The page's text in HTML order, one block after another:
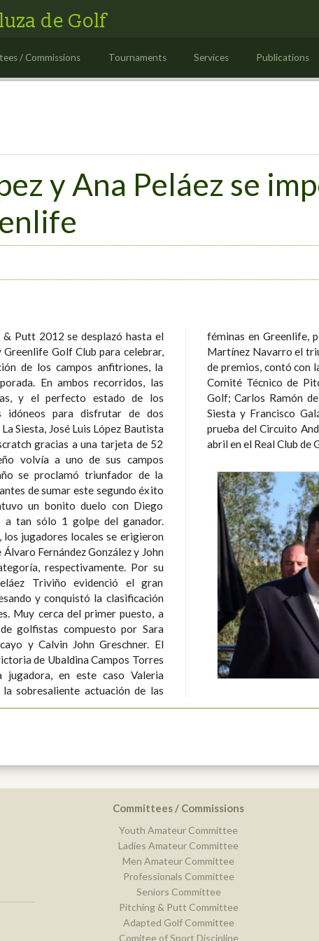
de Golf
/ Commissions Tournaments Services Publications
y Ana Peláez se
Putt 2012 se desplazó hasta el
Greenlife Golf Club para celebrar,
de los campos anfitriones, la
las
y el perfecto estado de los
idóneos para disfrutar de dos
gracias a una tarjeta de 52
volvía a uno de sus campos
se proclamó triunfador de la
un bonito duelo con Diego
a tan sólo 1 golpe del ganador.
los jugadores locales se erigieron
Fernández González y John
respectivamente. Por su
Triviño evidenció el gran
y conquistó la clasificación
Muy cerca del primer puesto, a
golfistas compuesto por Sara
y Calvin John Greschner. El
de Ubaldina Campos Torres
en este caso Valeria
la sobresaliente actuación de las
de handicap otorgó a Álvaro
en 2ª categoría. En cuanto al reparto
Antonio Fuentes, Presidente del
de
de Campo del Club de Golf La
Greenlife Golf Club. La sexta
abril en el Real Club de
Committees / Commissions
Youth Amateur Committee
Ladies Amateur Committee
Men Amateur Committee
Professionals Committee
Seniors Committee
Pitching & Putt Committee
Adapted Golf Committee
Comitee of Sport Discipline